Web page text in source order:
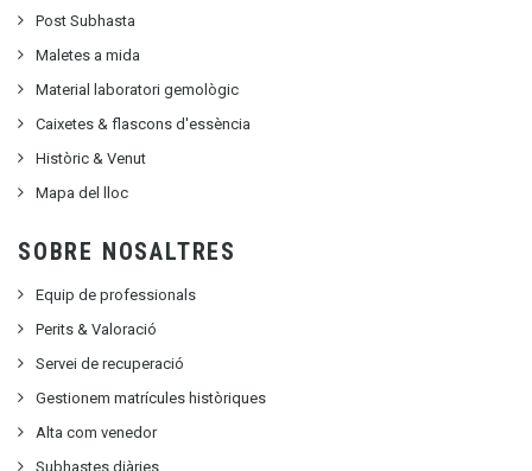
Post Subhasta
Maletes a mida
Material laboratori gemològic
Caixetes & flascons d'essència
Històric & Venut
Mapa del lloc
SOBRE NOSALTRES
Equip de professionals
Perits & Valoració
Servei de recuperació
Gestionem matrícules històriques
Alta com venedor
Subhastes diàries